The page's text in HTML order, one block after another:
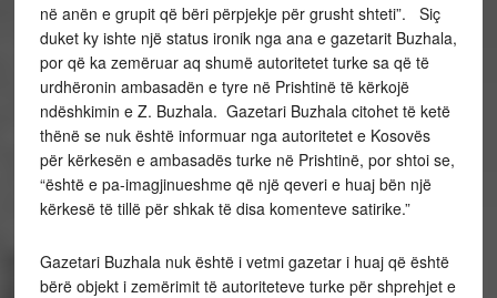
në anën e grupit që bëri përpjekje për grusht shteti”. Siç
duket ky ishte një status ironik nga ana e gazetarit Buzhala,
por që ka zemëruar aq shumë autoritetet turke sa që të
urdhëronin ambasadën e tyre në Prishtinë të kërkojë
ndëshkimin e Z. Buzhala. Gazetari Buzhala citohet të ketë
thënë se nuk është informuar nga autoritetet e Kosovës
për kërkesën e ambasadës turke në Prishtinë, por shtoi se,
“është e pa-imagjinueshme që një qeveri e huaj bën një
kërkesë të tillë për shkak të disa komenteve satirike.”
Gazetari Buzhala nuk është i vetmi gazetar i huaj që është
bërë objekt i zemërimit të autoriteteve turke për shprehjet e